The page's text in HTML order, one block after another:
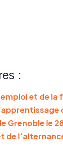
:
et de la
Grenoble le